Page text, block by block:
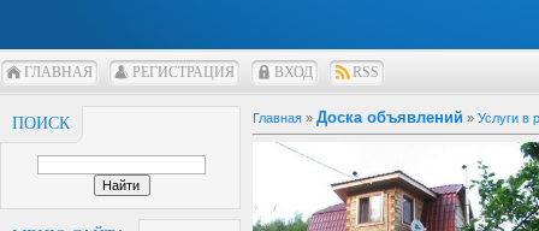
ГЛАВНАЯ РЕГИСТРАЦИЯ ВХОД RSS
ПОИСК Главная » Доска объявлений » Услуги в